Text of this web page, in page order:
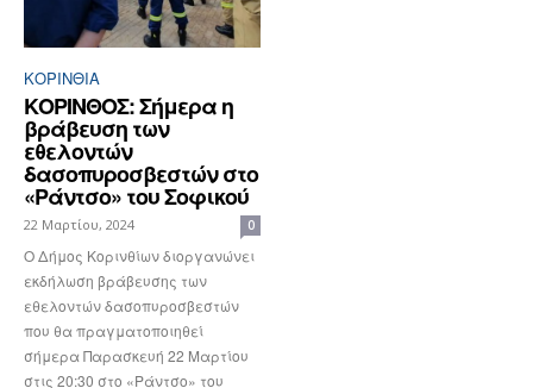
ΚΟΡΙΝΘΊΑ
ΚΟΡΙΝΘΟΣ: Σήμερα η
βράβευση των
εθελοντών
δασοπυροσβεστών στο
«Ράντσο» του Σοφικού
22 Μαρτίου, 2024 0
Ο Δήμος Κορινθίων διοργανώνει
εκδήλωση βράβευσης των
εθελοντών δασοπυροσβεστών
που θα πραγματοποιηθεί
σήμερα Παρασκευή 22 Μαρτίου
στις 20:30 στο «Ράντσο» του